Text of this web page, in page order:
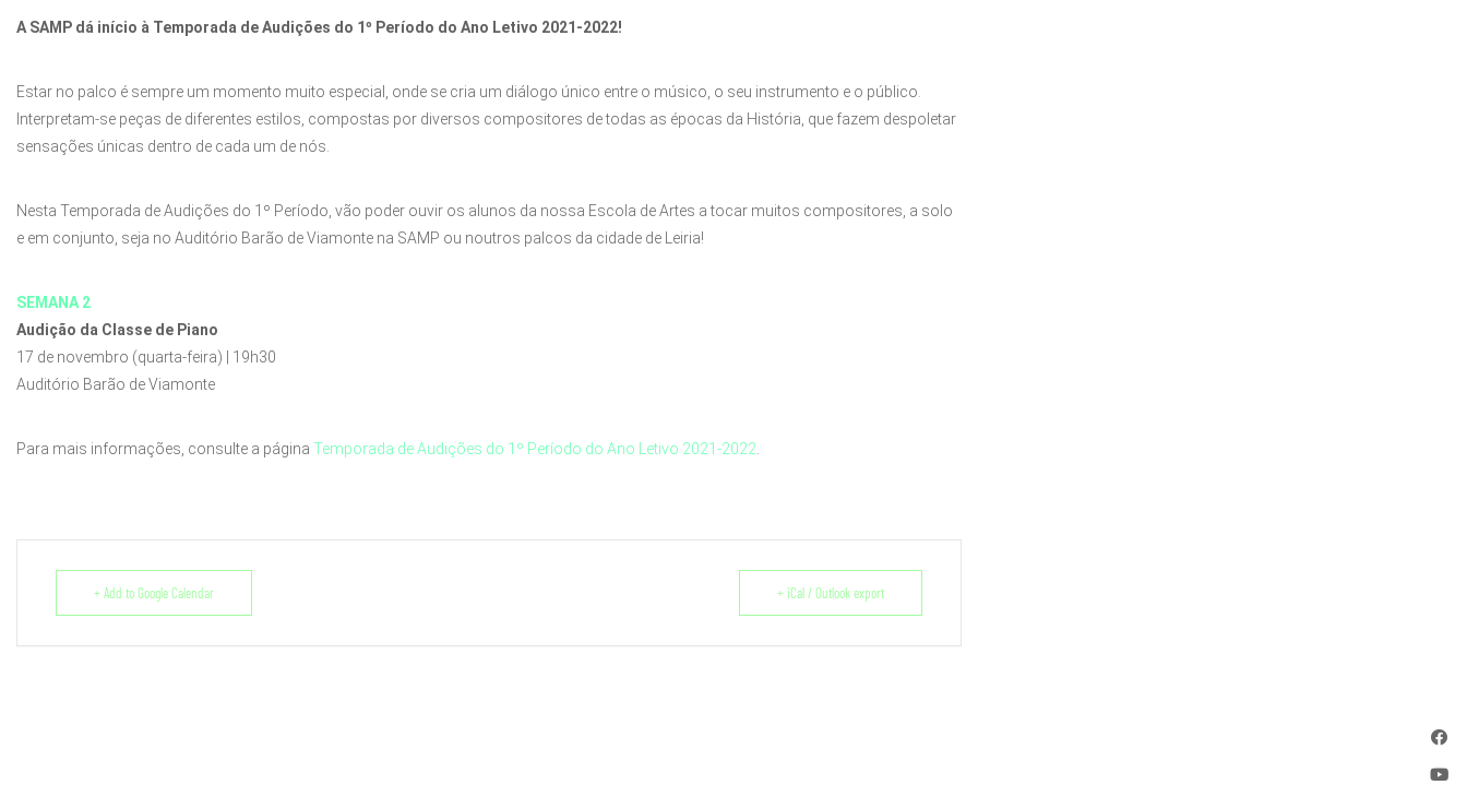
A SAMP dá início à Temporada de Audições do 1º Período do Ano Letivo 2021-2022!
Estar no palco é sempre um momento muito especial, onde se cria um diálogo único entre o músico, o seu instrumento e o público.
Interpretam-se peças de diferentes estilos, compostas por diversos compositores de todas as épocas da História, que fazem despoletar
sensações únicas dentro de cada um de nós.
Nesta Temporada de Audições do 1º Período, vão poder ouvir os alunos da nossa Escola de Artes a tocar muitos compositores, a solo
e em conjunto, seja no Auditório Barão de Viamonte na SAMP ou noutros palcos da cidade de Leiria!
SEMANA 2
Audição da Classe de Piano
17 de novembro (quarta-feira) | 19h30
Auditório Barão de Viamonte
Para mais informações, consulte a página Temporada de Audições do 1º Período do Ano Letivo 2021-2022
+ Add to Google Calendar + iCal / Outlook export